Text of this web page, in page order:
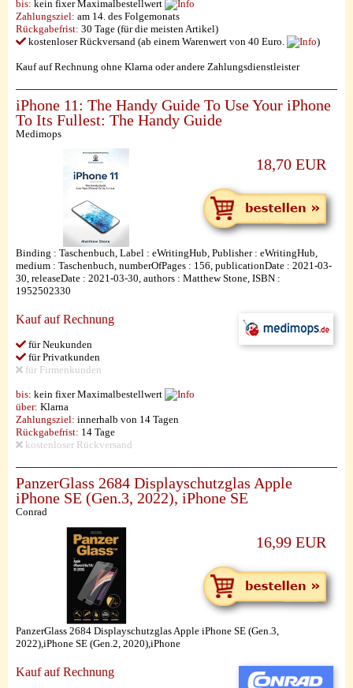
bis: kein fixer Maximalbestellwert
Zahlungsziel: am 14. des Folgemonats
Rückgabefrist: 30 Tage (für die meisten Artikel)
kostenloser Rückversand (ab einem Warenwert von 40 Euro.
)
Kauf auf Rechnung ohne Klarna oder andere Zahlungsdienstleister
iPhone 11: The Handy Guide To Use Your iPhone
To Its Fullest: The Handy Guide
Medimops
18,70 EUR
Binding : Taschenbuch, Label : eWritingHub, Publisher : eWritingHub,
medium : Taschenbuch, numberOfPages : 156, publicationDate : 2021-03-
30, releaseDate : 2021-03-30, authors : Matthew Stone, ISBN :
1952502330
Kauf auf Rechnung
für Neukunden
für Privatkunden
für Firmenkunden
bis: kein fixer Maximalbestellwert
über: Klarna
Zahlungsziel: innerhalb von 14 Tagen
Rückgabefrist: 14 Tage
kostenloser Rückversand
PanzerGlass 2684 Displayschutzglas Apple
iPhone SE (Gen.3, 2022), iPhone SE
Conrad
16,99 EUR
PanzerGlass 2684 Displayschutzglas Apple iPhone SE (Gen.3,
2022),iPhone SE (Gen.2, 2020),iPhone
Kauf auf Rechnung